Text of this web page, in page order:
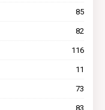
85
82
116
11
73
83